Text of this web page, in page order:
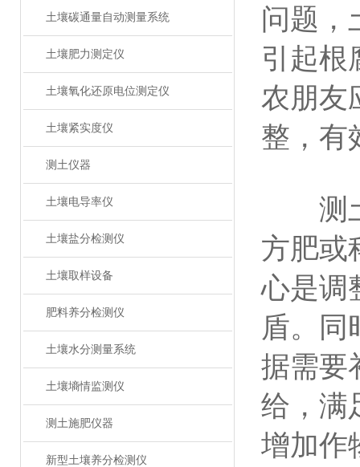
土壤碳通量自动测量系统
土壤肥力测定仪
土壤氧化还原电位测定仪
土壤紧实度仪
测土仪器
土壤电导率仪
土壤盐分检测仪
土壤取样设备
肥料养分检测仪
土壤水分测量系统
土壤墒情监测仪
测土施肥仪器
新型土壤养分检测仪
问题，
引起根
农朋友
整，有
测土
方肥或
心是调
盾。同
据需要
给，满
增加作